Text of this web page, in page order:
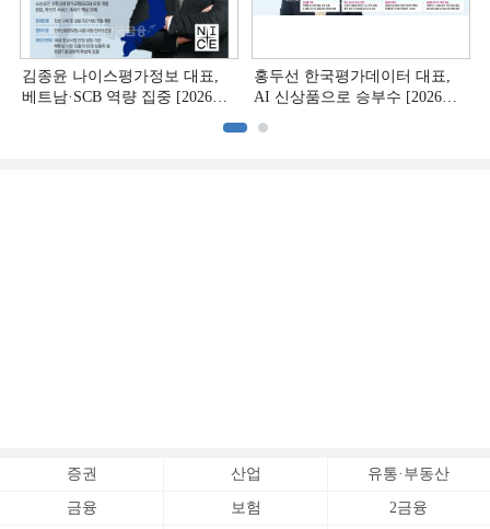
김종윤 나이스평가정보 대표,
베트남·SCB 역량 집중 [2026
홍두선 한국평가데이터 대표,
AI 신상품으로 승부수 [2026
증권 산업 유통·부동산
금융 보험 2금융